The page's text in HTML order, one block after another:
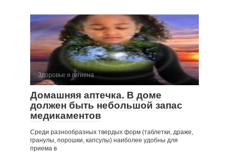
Здоровье и гигиена
Домашняя аптечка. В доме
должен быть небольшой запас
медика­ментов
Среди разнообразных твердых форм (таблетки, драже,
гранулы, порошки, капсулы) наиболее удоб­ны для
приема в